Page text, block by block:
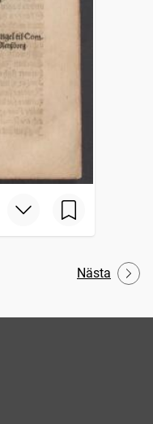
Nästa